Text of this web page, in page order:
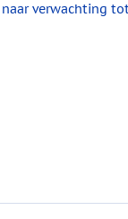
verwachting